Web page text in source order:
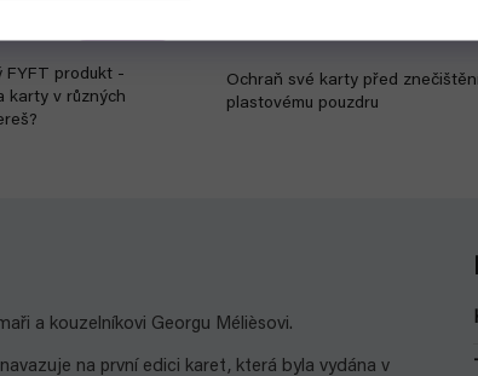
FYFT produkt -
karty v různých
Ochraň své karty před
plastovému pouzdru
a kouzelníkovi Georgu Mélièsovi.
na první edici karet, která byla vydána v